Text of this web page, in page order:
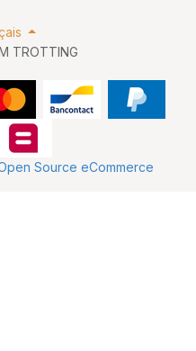
TROTTING
Source eCommerce